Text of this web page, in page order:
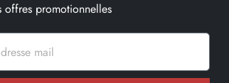
offres promotionnelles